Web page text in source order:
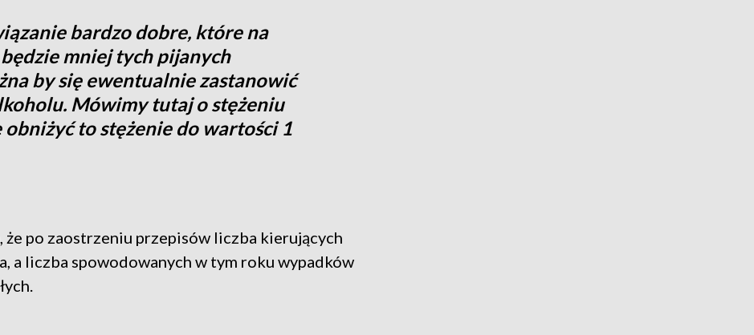
bardzo dobre, które na
mniej tych pijanych
by się ewentualnie zastanowić
Mówimy tutaj o stężeniu
to stężenie do wartości 1
że po zaostrzeniu przepisów liczba kierujących
a liczba spowodowanych w tym roku wypadków